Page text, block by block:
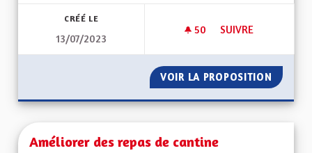
CRÉÉ LE
13/07/2023
50 50 ABONNÉS
SUIVRE
VOIR LA PROPOSITION
Améliorer des repas de cantine